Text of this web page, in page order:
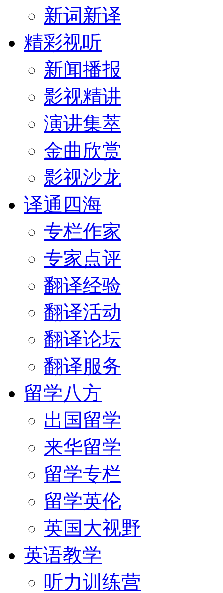
新词新译
精彩视听
新闻播报
影视精讲
演讲集萃
金曲欣赏
影视沙龙
译通四海
专栏作家
专家点评
翻译经验
翻译活动
翻译论坛
翻译服务
留学八方
出国留学
来华留学
留学专栏
留学英伦
英国大视野
英语教学
听力训练营